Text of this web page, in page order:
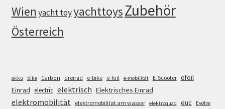
Wien yacht toyyachttoysZubehör
Österreich
akku bike Carbon dreirad e-bike e-foil e-mobilität E-Scooter efoil
Einrad electric elektrisch Elektrisches Einrad
elektromobilität elektromobilität am wasser elektroquad euc
Evolve